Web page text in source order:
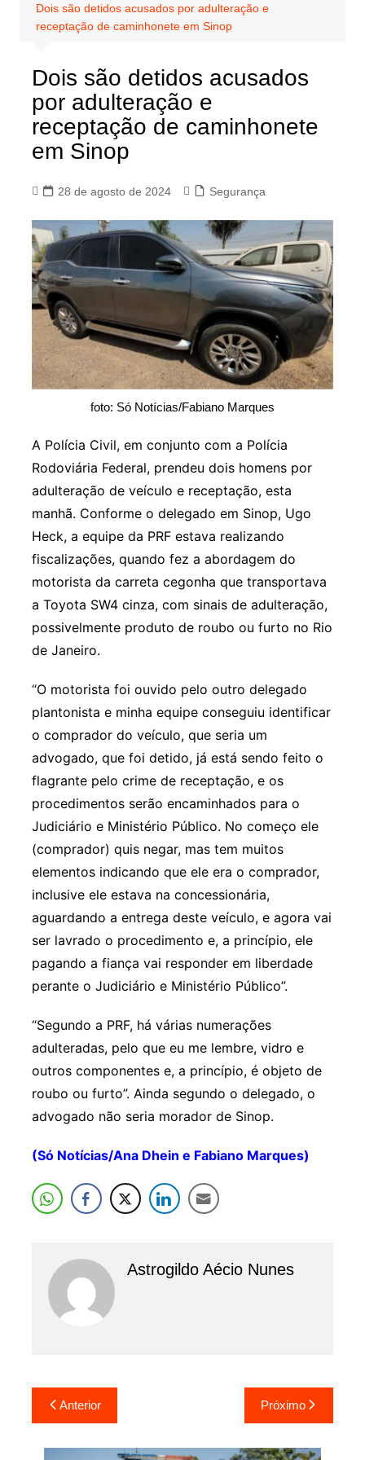
Dois são detidos acusados por adulteração e
receptação de caminhonete em Sinop
Dois são detidos acusados
por adulteração e
receptação de caminhonete
em Sinop
28 de agosto de 2024 Segurança
foto: Só Notícias/Fabiano Marques
A Polícia Civil, em conjunto com a Polícia
Rodoviária Federal, prendeu dois homens por
adulteração de veículo e receptação, esta
manhã. Conforme o delegado em Sinop, Ugo
Heck, a equipe da PRF estava realizando
fiscalizações, quando fez a abordagem do
motorista da carreta cegonha que transportava
a Toyota SW4 cinza, com sinais de adulteração,
possivelmente produto de roubo ou furto no Rio
de Janeiro.
“O motorista foi ouvido pelo outro delegado
plantonista e minha equipe conseguiu identificar
o comprador do veículo, que seria um
advogado, que foi detido, já está sendo feito o
flagrante pelo crime de receptação, e os
procedimentos serão encaminhados para o
Judiciário e Ministério Público. No começo ele
(comprador) quis negar, mas tem muitos
elementos indicando que ele era o comprador,
inclusive ele estava na concessionária,
aguardando a entrega deste veículo, e agora vai
ser lavrado o procedimento e, a princípio, ele
pagando a fiança vai responder em liberdade
perante o Judiciário e Ministério Público”.
“Segundo a PRF, há várias numerações
adulteradas, pelo que eu me lembre, vidro e
outros componentes e, a princípio, é objeto de
roubo ou furto”. Ainda segundo o delegado, o
advogado não seria morador de Sinop.
(Só Notícias/Ana Dhein e Fabiano Marques)
Astrogildo Aécio Nunes
Navegação
de
Post
Anterior Próximo